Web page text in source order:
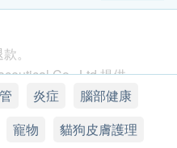
。
Co., Ltd.提供。
Co., Ltd.
炎症
腦部健康
寵物
貓狗皮膚護理